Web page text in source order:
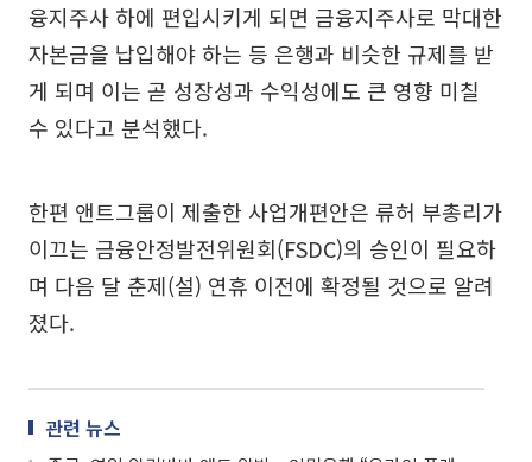
융지주사 하에 편입시키게 되면 금융지주사로 막대한
자본금을 납입해야 하는 등 은행과 비슷한 규제를 받
게 되며 이는 곧 성장성과 수익성에도 큰 영향 미칠
수 있다고 분석했다.
한편 앤트그룹이 제출한 사업개편안은 류허 부총리가
이끄는 금융안정발전위원회(FSDC)의 승인이 필요하
며 다음 달 춘제(설) 연휴 이전에 확정될 것으로 알려
졌다.
관련 뉴스